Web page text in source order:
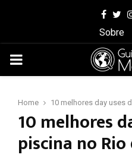
Sobre
PRIMARY
Home 10 melhores day uses
10 melhores
piscina no